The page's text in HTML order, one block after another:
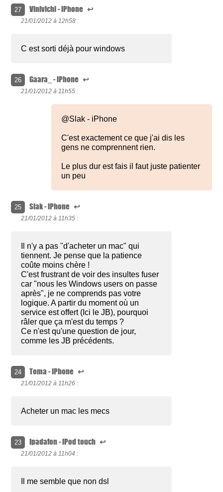
27 Vinivichi - iPhone ↩
21/01/2012 à 12h58 :
C est sorti déjà pour windows
26 Gaara_ - iPhone ↩
21/01/2012 à 11h55 :
@Slak - iPhone
C'est exactement ce que j'ai dis les
gens ne comprennent rien.
Le plus dur est fais il faut juste patienter
un peu
25 Slak - iPhone ↩
21/01/2012 à 11h35 :
Il n'y a pas "d'acheter un mac" qui
tiennent. Je pense que la patience
coûte moins chère !
C'est frustrant de voir des insultes fuser
car "nous les Windows users on passe
après", je ne comprends pas votre
logique. A partir du moment où un
service est offert (Ici le JB), pourquoi
râler que ça m'est du temps ?
Ce n'est qu'une question de jour,
comme les JB précédents.
24 Toma - iPhone ↩
21/01/2012 à 11h26 :
Acheter un mac les mecs
23 Ipadafon - iPod touch ↩
21/01/2012 à 11h04 :
Il me semble que non dsl